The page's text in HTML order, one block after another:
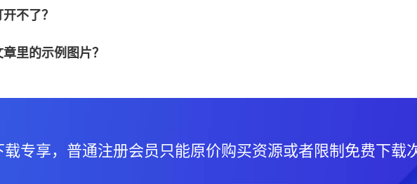
不了？
里的示例图片？
专享，普通注册会员只能原价购买资源或者限制免费下载